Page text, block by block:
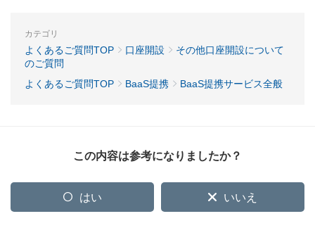
カテゴリ
よくあるご質問TOP 口座開設
その他口座開設について
のご質問
よくあるご質問TOP
BaaS提携 BaaS提携サービス全般
この内容は参考になりましたか？
はい いいえ